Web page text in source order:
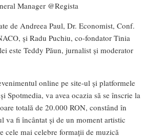
Manager @Regista
de Andreea Paul, Dr. Economist, Conf.
și Radu Puchiu, co-fondator Tinia
este Teddy Păun, jurnalist și moderator
online pe site-ul și platformele
Spotmedia, va avea ocazia să se înscrie la
totală de 20.000 RON, constând în
va fi încântat și de un moment artistic
cele mai celebre formații de muzică